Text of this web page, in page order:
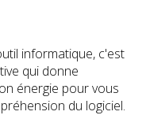
informatique, c'est
qui donne
énergie pour vous
du logiciel.